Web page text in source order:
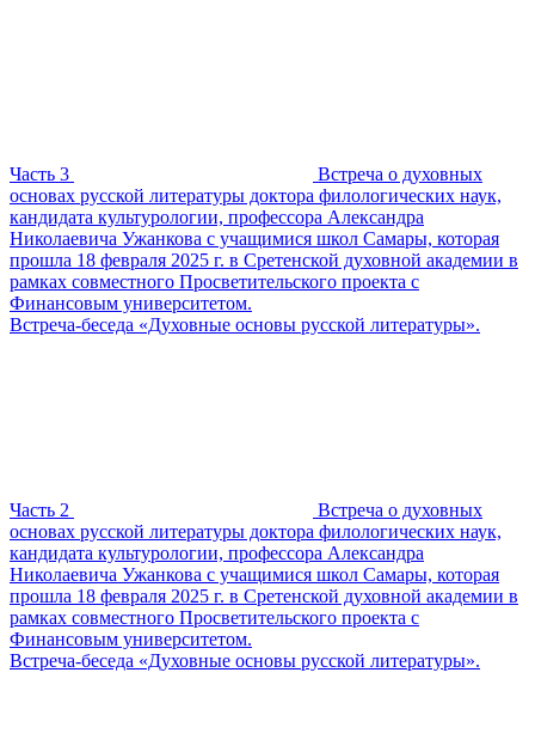
Часть 3
Встреча о духовных
основах русской литературы доктора филологических наук,
кандидата культурологии, профессора Александра
Николаевича Ужанкова с учащимися школ Самары, которая
прошла 18 февраля 2025 г. в Сретенской духовной академии в
рамках совместного Просветительского проекта с
Финансовым университетом.
Встреча-беседа «Духовные основы русской литературы».
Часть 2
Встреча о духовных
основах русской литературы доктора филологических наук,
кандидата культурологии, профессора Александра
Николаевича Ужанкова с учащимися школ Самары, которая
прошла 18 февраля 2025 г. в Сретенской духовной академии в
рамках совместного Просветительского проекта с
Финансовым университетом.
Встреча-беседа «Духовные основы русской литературы».